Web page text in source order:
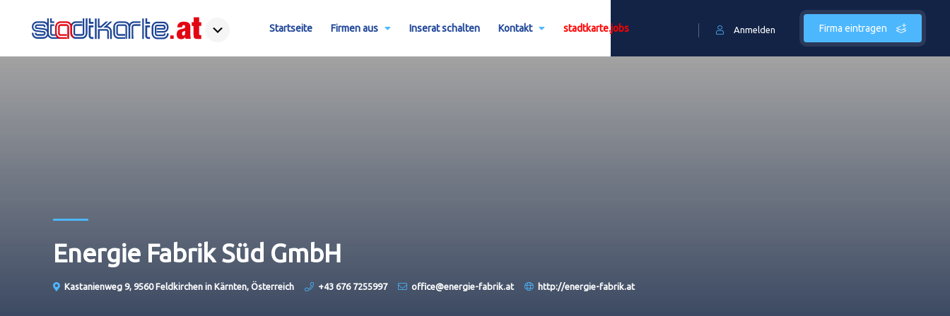
Firma eintragen
Anmelden
Startseite Firmen aus Inserat schalten Kontakt stadtkarte.jobs
Energie Fabrik Süd GmbH
Kastanienweg 9, 9560 Feldkirchen in Kärnten, Österreich +43 676 7255997 office@energie-fabrik.at http://energie-fabrik.at